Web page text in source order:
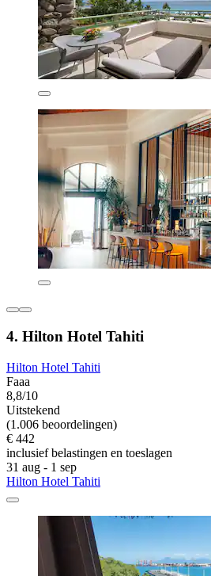
4. Hilton Hotel Tahiti
Hilton Hotel Tahiti
Faaa
8,8/10
Uitstekend
(1.006 beoordelingen)
€ 442
inclusief belastingen en toeslagen
31 aug - 1 sep
Hilton Hotel Tahiti